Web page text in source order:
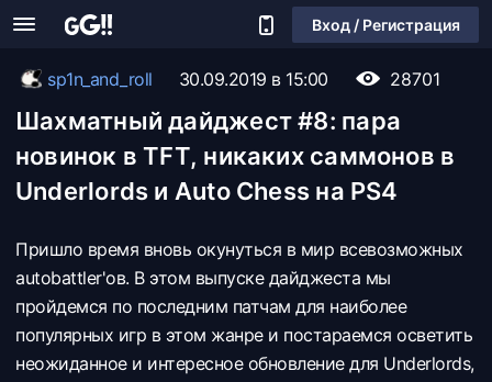
Вход / Регистрация
sp1n_and_roll 30.09.2019 в 15:00 28701
Шахматный дайджест #8: пара
новинок в TFT, никаких саммонов в
Underlords и Auto Chess на PS4
Пришло время вновь окунуться в мир всевозможных
autobattler'ов. В этом выпуске дайджеста мы
пройдемся по последним патчам для наиболее
популярных игр в этом жанре и постараемся осветить
неожиданное и интересное обновление для Underlords,